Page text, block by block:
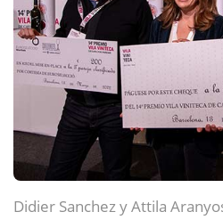
Didier Sanchez y Attila